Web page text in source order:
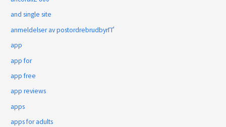
and single site
anmeldelser av postordrebrudbyrГҐ
app
app for
app free
app reviews
apps
apps for adults